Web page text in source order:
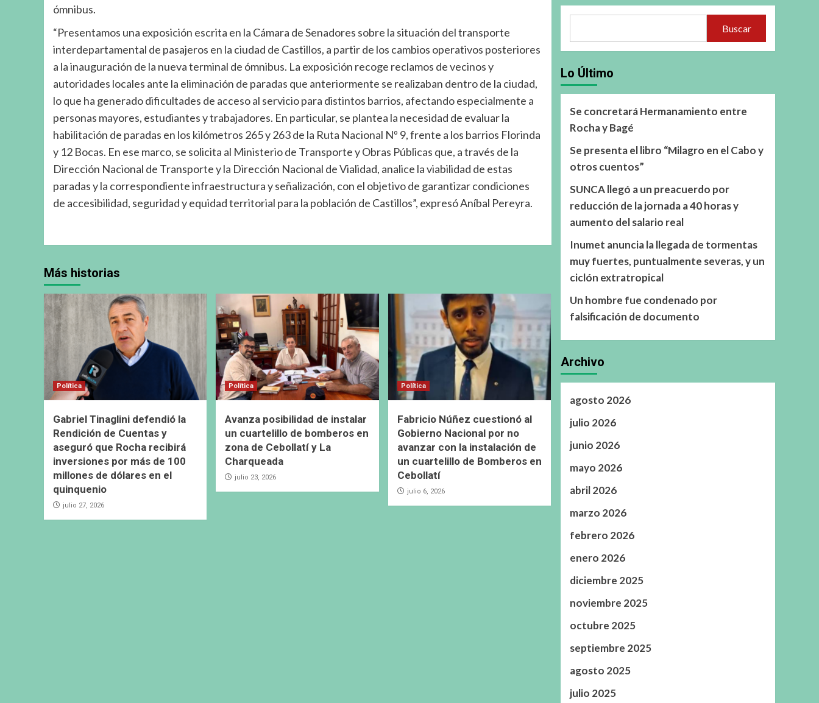
ómnibus.
“Presentamos una exposición escrita en la Cámara de Senadores sobre la situación del transporte
interdepartamental de pasajeros en la ciudad de Castillos, a partir de los cambios operativos posteriores
a la inauguración de la nueva terminal de ómnibus. La exposición recoge reclamos de vecinos y
autoridades locales ante la eliminación de paradas que anteriormente se realizaban dentro de la ciudad,
lo que ha generado dificultades de acceso al servicio para distintos barrios, afectando especialmente a
personas mayores, estudiantes y trabajadores. En particular, se plantea la necesidad de evaluar la
habilitación de paradas en los kilómetros 265 y 263 de la Ruta Nacional Nº 9, frente a los barrios Florinda
y 12 Bocas. En ese marco, se solicita al Ministerio de Transporte y Obras Públicas que, a través de la
Dirección Nacional de Transporte y la Dirección Nacional de Vialidad, analice la viabilidad de estas
paradas y la correspondiente infraestructura y señalización, con el objetivo de garantizar condiciones
de accesibilidad, seguridad y equidad territorial para la población de Castillos”, expresó Aníbal Pereyra.
Más historias
Política
Gabriel Tinaglini defendió la
Rendición de Cuentas y
aseguró que Rocha recibirá
inversiones por más de 100
millones de dólares en el
quinquenio
julio 27, 2026
Política
Avanza posibilidad de instalar
un cuartelillo de bomberos en
zona de Cebollatí y La
Charqueada
julio 23, 2026
Política
Fabricio Núñez cuestionó al
Gobierno Nacional por no
avanzar con la instalación de
un cuartelillo de Bomberos en
Cebollatí
julio 6, 2026
Buscar
Lo Último
Se concretará Hermanamiento entre
Rocha y Bagé
Se presenta el libro “Milagro en el Cabo y
otros cuentos”
SUNCA llegó a un preacuerdo por
reducción de la jornada a 40 horas y
aumento del salario real
Inumet anuncia la llegada de tormentas
muy fuertes, puntualmente severas, y un
ciclón extratropical
Un hombre fue condenado por
falsificación de documento
Archivo
agosto 2026
julio 2026
junio 2026
mayo 2026
abril 2026
marzo 2026
febrero 2026
enero 2026
diciembre 2025
noviembre 2025
octubre 2025
septiembre 2025
agosto 2025
julio 2025